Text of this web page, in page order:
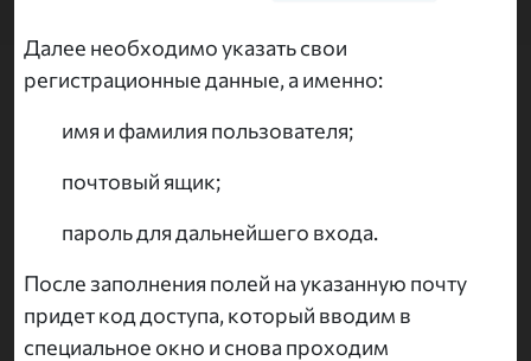
Далее необходимо указать свои
регистрационные данные, а именно:
имя и фамилия пользователя;
почтовый ящик;
пароль для дальнейшего входа.
После заполнения полей на указанную почту
придет код доступа, который вводим в
специальное окно и снова проходим